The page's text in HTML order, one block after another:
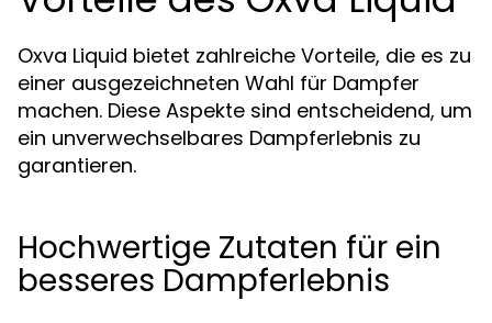
Oxva Liquid bietet zahlreiche Vorteile, die es zu
einer ausgezeichneten Wahl für Dampfer
machen. Diese Aspekte sind entscheidend, um
ein unverwechselbares Dampferlebnis zu
garantieren.
Hochwertige Zutaten für ein
besseres Dampferlebnis